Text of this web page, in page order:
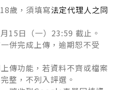
歲，須填寫法定代理人之同
15日（一）23:59 截止。
併完成上傳，逾期恕不受
傳功能，若資料不齊或檔案
整，不列入評選。